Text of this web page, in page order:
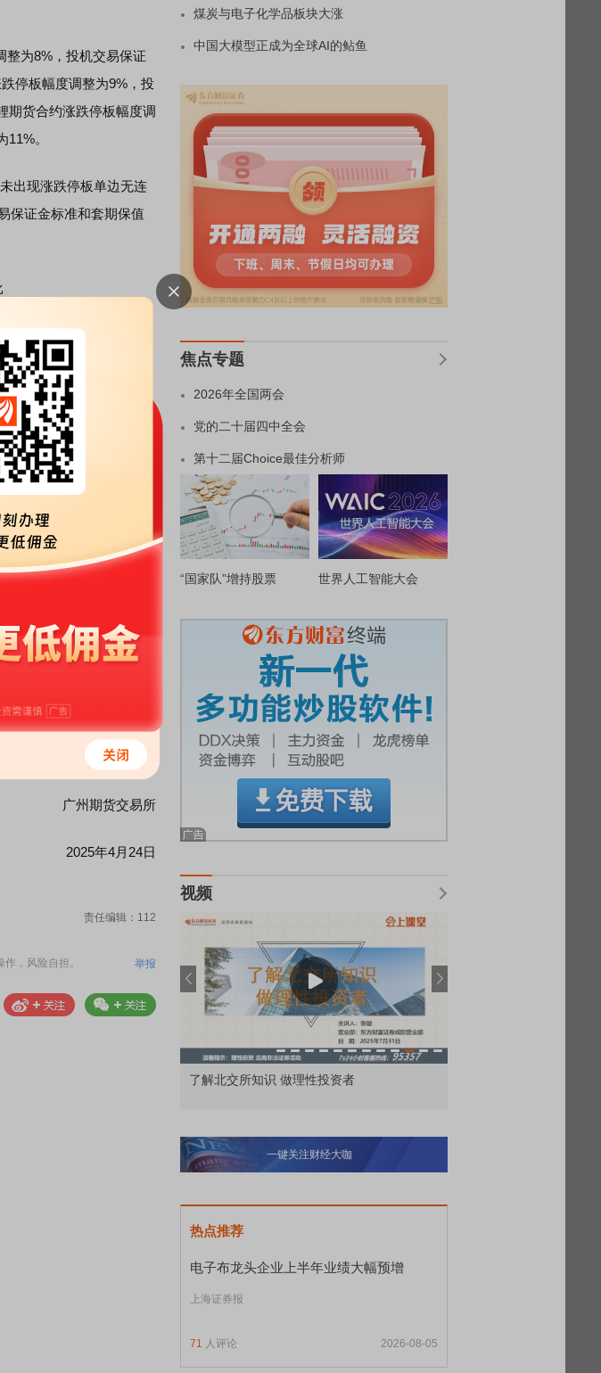
为8%，投机交易保证
停板幅度调整为9%，投
期货合约涨跌停板幅度调
。
出现涨跌停板单边无连
保证金标准和套期保值
保证金标准不同时，
广州期货交易所
2025年4月24日
责任编辑：112
，风险自担。 举报
煤炭与电子化学品板块大涨
中国大模型正成为全球AI的鲇鱼
焦点专题
2026年全国两会
党的二十届四中全会
第十二届Choice最佳分析师
“国家队”增持股票 世界人工智能大会
视频
了解北交所知识 做理性投资者
一键关注财经大咖
热点推荐
电子布龙头企业上半年业绩大幅预增
上海证券报
71 人评论 2026-08-05